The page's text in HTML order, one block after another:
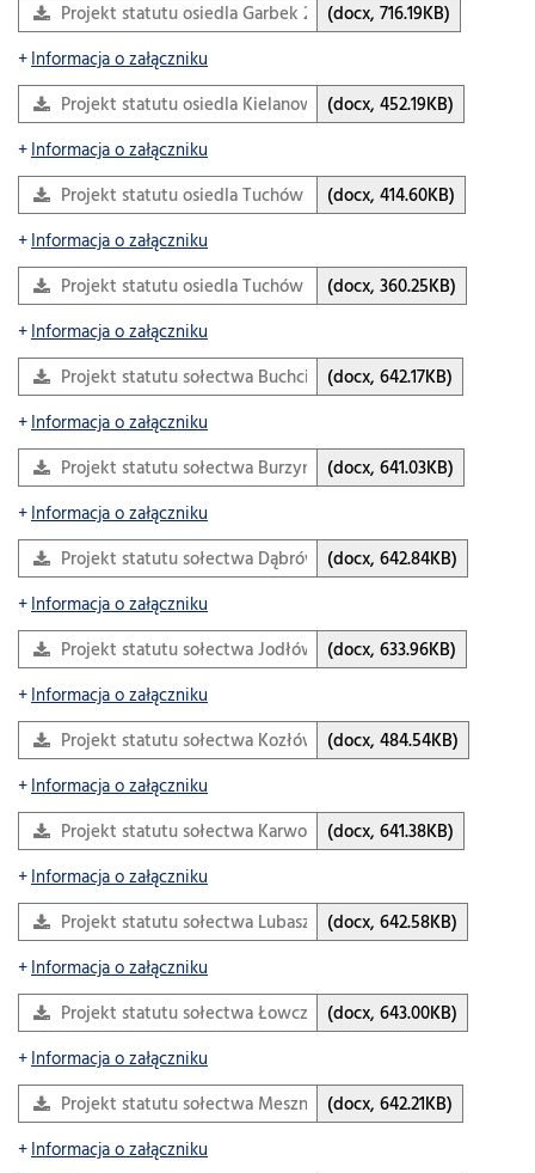
Projekt statutu osiedla Garbek 2026 kon(docx, 716.19KB)
Informacja o załączniku
Projekt statutu osiedla Kielanowice 2026 kon
(docx, 452.19KB)
Informacja o załączniku
Projekt statutu osiedla Tuchów lewobrzeżny 2026 kon
(docx, 414.60KB)
Informacja o załączniku
Projekt statutu osiedla Tuchów prawobrzeżny 2026 kon
(docx, 360.25KB)
Informacja o załączniku
Projekt statutu sołectwa Buchcice 2026 kon
(docx, 642.17KB)
Informacja o załączniku
Projekt statutu sołectwa Burzyn 2026 kon(docx, 641.03KB)
Informacja o załączniku
Projekt statutu sołectwa Dąbrówka Tuchowska 2026 kon
(docx, 642.84KB)
Informacja o załączniku
Projekt statutu sołectwa Jodłówka Tuchowska 2026 kon
(docx, 633.96KB)
Informacja o załączniku
Projekt statutu sołectwa Kozłówek 2026 kon
(docx, 484.54KB)
Informacja o załączniku
Projekt statutu sołectwa Karwodrza 2026 kon
(docx, 641.38KB)
Informacja o załączniku
Projekt statutu sołectwa Lubaszowa 2026 kon
(docx, 642.58KB)
Informacja o załączniku
Projekt statutu sołectwa Łowczów 2026 kon
(docx, 643.00KB)
Informacja o załączniku
Projekt statutu sołectwa Meszna Opacka 2026 kon
(docx, 642.21KB)
Informacja o załączniku